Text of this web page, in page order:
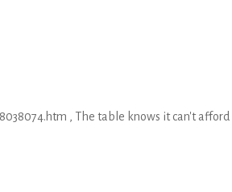
, The table knows it can't afford